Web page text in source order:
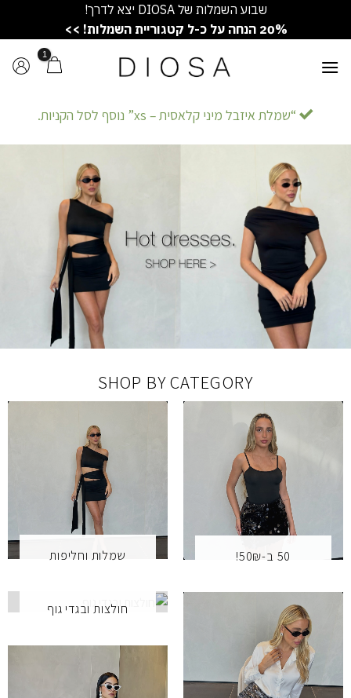
שבוע השמלות של DIOSA יצא לדרך!
20% הנחה על כ-ל קטגוריית השמלות! >>
“שמלת איזבל מיני קלאסית – xs” נוסף לסל הקניות.
SHOP BY CATEGORY
שמלות וחליפות 50 ב-50₪!
חולצות ובגדי גוף